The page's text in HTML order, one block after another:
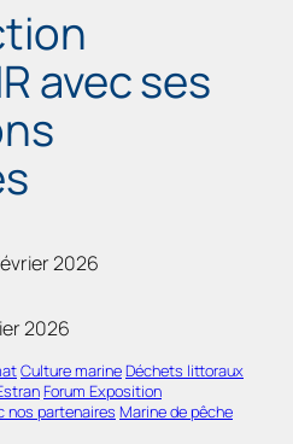
avec ses
2026
2026
Culture marineDéchets littoraux
Forum Exposition
nos partenaires Marine de pêche